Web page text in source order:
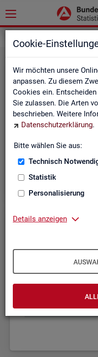
Cookie-
Wir möchten unsere
anpassen. Zu diesem
Cookies ein.
Sie zulassen. Die Arten
beschrieben. Weitere
Datenschutzerklärung.
Bitte wählen Sie aus:
Technisch
Statistik
Personalisierung
Details anzeigen